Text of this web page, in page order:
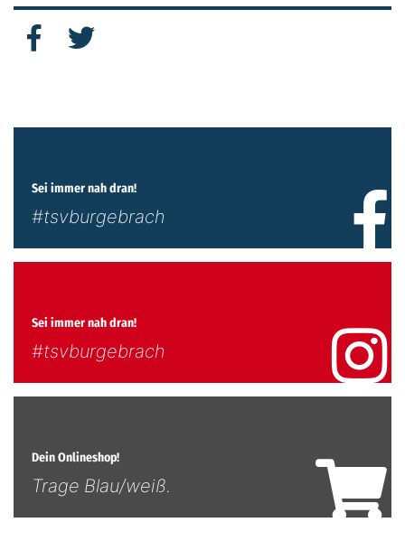
Sei immer nah dran!
#tsvburgebrach
Sei immer nah dran!
#tsvburgebrach
Dein Onlineshop!
Trage Blau/weiß.